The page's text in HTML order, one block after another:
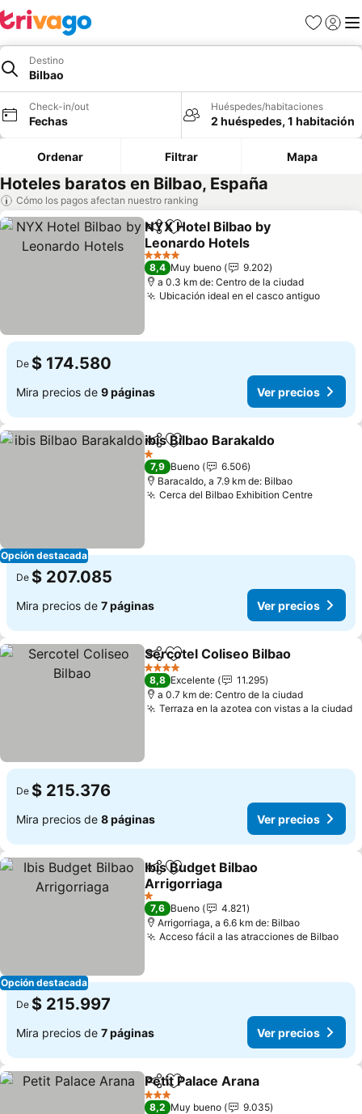
Favoritos
Iniciar
Destino
Bilbao
Check-in/out
Fechas
Huéspedes/habitaciones
2 huéspedes, 1 habitación
Ordenar Filtrar Mapa
Hoteles baratos en Bilbao, España
Cómo los pagos afectan nuestro ranking
CompartirAgregar a favoritos
NYX Hotel Bilbao by
Leonardo Hotels
Ver precios
4 Estrellas
8,4 Muy bueno
9.202
a 0.3 km de: Centro de la ciudad
Ubicación ideal en el casco antiguoVer
De $ 174.580
Mira precios de 9 páginas Ver precios
Opción destacada
CompartirAgregar a favoritos
ibis Bilbao Barakaldo
1 Estrellas
7,9 Bueno
6.506
Baracaldo, a 7.9 km de: Bilbao
Cerca del Bilbao Exhibition CentreVer
De $ 207.085
Mira precios de 7 páginas Ver precios
CompartirAgregar a favoritos
Sercotel Coliseo Bilbao
4 Estrellas
8,8 Excelente
11.295
a 0.7 km de: Centro de la ciudad
Terraza en la azotea con vistas a la ciudad
De $ 215.376
Mira precios de 8 páginas Ver precios
Opción destacada
CompartirAgregar a favoritos
Ibis Budget Bilbao
Arrigorriaga
Ver precios
1 Estrellas
7,6 Bueno
4.821
Arrigorriaga, a 6.6 km de: Bilbao
Acceso fácil a las atracciones de Bilbao
De $ 215.997
Mira precios de 7 páginas Ver precios
CompartirAgregar a favoritos
Petit Palace Arana
3 Estrellas
8,2 Muy bueno
9.035